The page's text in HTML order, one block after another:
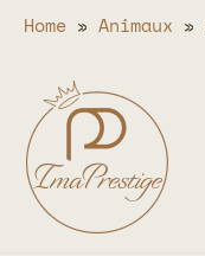
Home » Animaux »